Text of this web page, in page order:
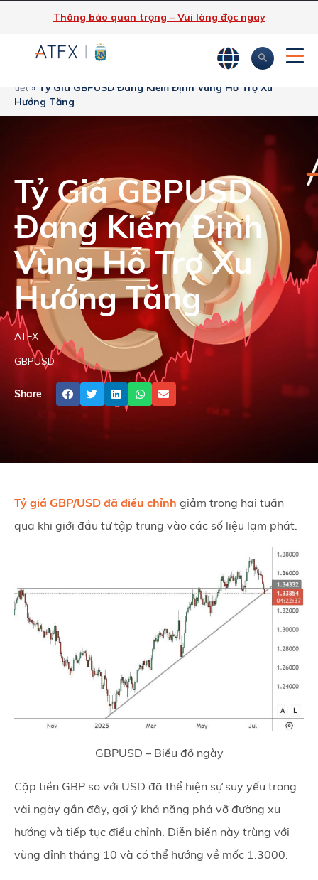
Thông báo quan trọng – Vui lòng đọc ngay
Tin tức thị trường & Thông tin chi
tiết » Tỷ Giá GBPUSD Đang Kiểm Định Vùng Hỗ Trợ Xu
Hướng Tăng
Tỷ Giá GBPUSD
Đang Kiểm Định
Vùng Hỗ Trợ Xu
Hướng Tăng
ATFX
GBPUSD
Share
Tỷ giá GBP/USD đã điều chỉnh giảm trong hai tuần
qua khi giới đầu tư tập trung vào các số liệu lạm phát.
GBPUSD – Biểu đồ ngày
Cặp tiền GBP so với USD đã thể hiện sự suy yếu trong
vài ngày gần đây, gợi ý khả năng phá vỡ đường xu
hướng và tiếp tục điều chỉnh. Diễn biến này trùng với
vùng đỉnh tháng 10 và có thể hướng về mốc 1.3000.